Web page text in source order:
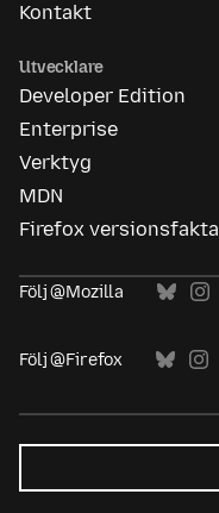
Kontakt
Utvecklare
Developer Edition
Enterprise
Verktyg
MDN
Firefox versionsfakta
Följ @Mozilla
Följ @Firefox